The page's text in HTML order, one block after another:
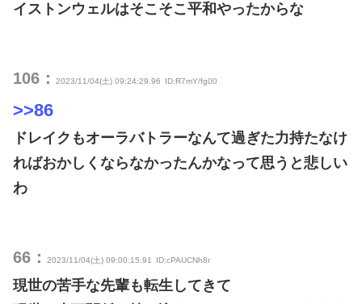
イストンウェルはそこそこ平和やったからな
106： 2023/11/04(土) 09:24:29.96 ID:R7mY/fg00
>>86
ドレイクもオーラバトラーなんて過ぎた力持たなけ
ればおかしくならなかったんかなって思うと悲しい
わ
66： 2023/11/04(土) 09:00:15.91 ID:cPAUCNh8r
現世の苦手な先輩も転生してきて